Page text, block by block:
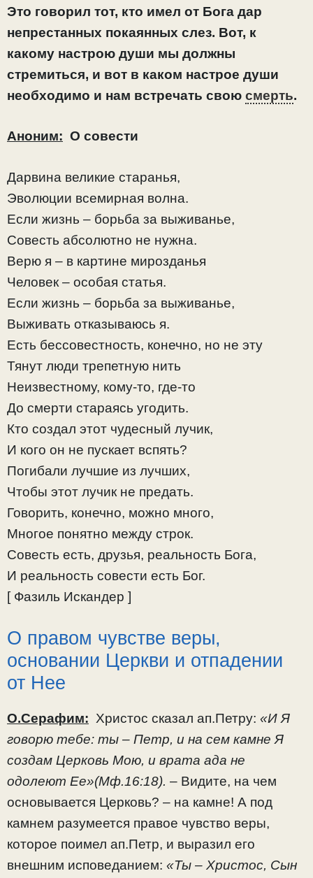
Это говорил тот, кто имел от Бога дар
непрестанных покаянных слез. Вот, к
какому настрою души мы должны
стремиться, и вот в каком настрое души
необходимо и нам встречать свою смерть.
Аноним: О совести
Дарвина великие старанья,
Эволюции всемирная волна.
Если жизнь – борьба за выживанье,
Совесть абсолютно не нужна.
Верю я – в картине мирозданья
Человек – особая статья.
Если жизнь – борьба за выживанье,
Выживать отказываюсь я.
Есть бессовестность, конечно, но не эту
Тянут люди трепетную нить
Неизвестному, кому-то, где-то
До смерти стараясь угодить.
Кто создал этот чудесный лучик,
И кого он не пускает вспять?
Погибали лучшие из лучших,
Чтобы этот лучик не предать.
Говорить, конечно, можно много,
Многое понятно между строк.
Совесть есть, друзья, реальность Бога,
И реальность совести есть Бог.
[ Фазиль Искандер ]
О правом чувстве веры,
основании Церкви и отпадении
от Нее
О.Серафим: Христос сказал ап.Петру: «И Я
говорю тебе: ты – Петр, и на сем камне Я
создам Церковь Мою, и врата ада не
одолеют Ее»(Мф.16:18). – Видите, на чем
основывается Церковь? – на камне! А под
камнем разумеется правое чувство веры,
которое поимел ап.Петр, и выразил его
внешним исповеданием: «Ты – Христос, Сын